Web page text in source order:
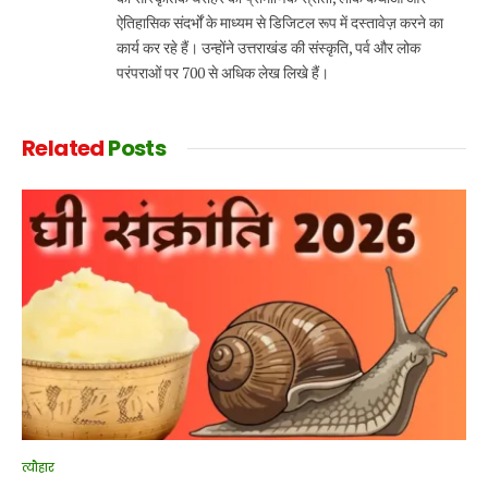
ऐतिहासिक संदर्भों के माध्यम से डिजिटल रूप में दस्तावेज़ करने का
कार्य कर रहे हैं। उन्होंने उत्तराखंड की संस्कृति, पर्व और लोक
परंपराओं पर 700 से अधिक लेख लिखे हैं।
RelatedPosts
त्यौहार